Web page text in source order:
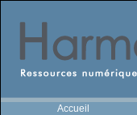
Accueil